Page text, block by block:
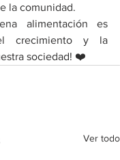
la comunidad.
alimentación es
crecimiento y la
sociedad! ❤️
Ver todo